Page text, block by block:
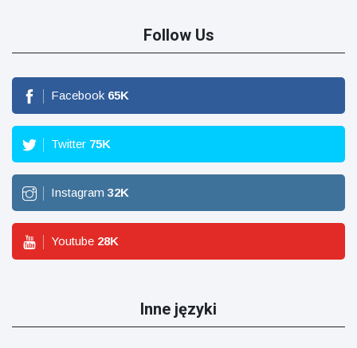
Follow Us
Facebook 65K
Twitter 75K
Instagram 32K
Youtube 28K
Inne języki